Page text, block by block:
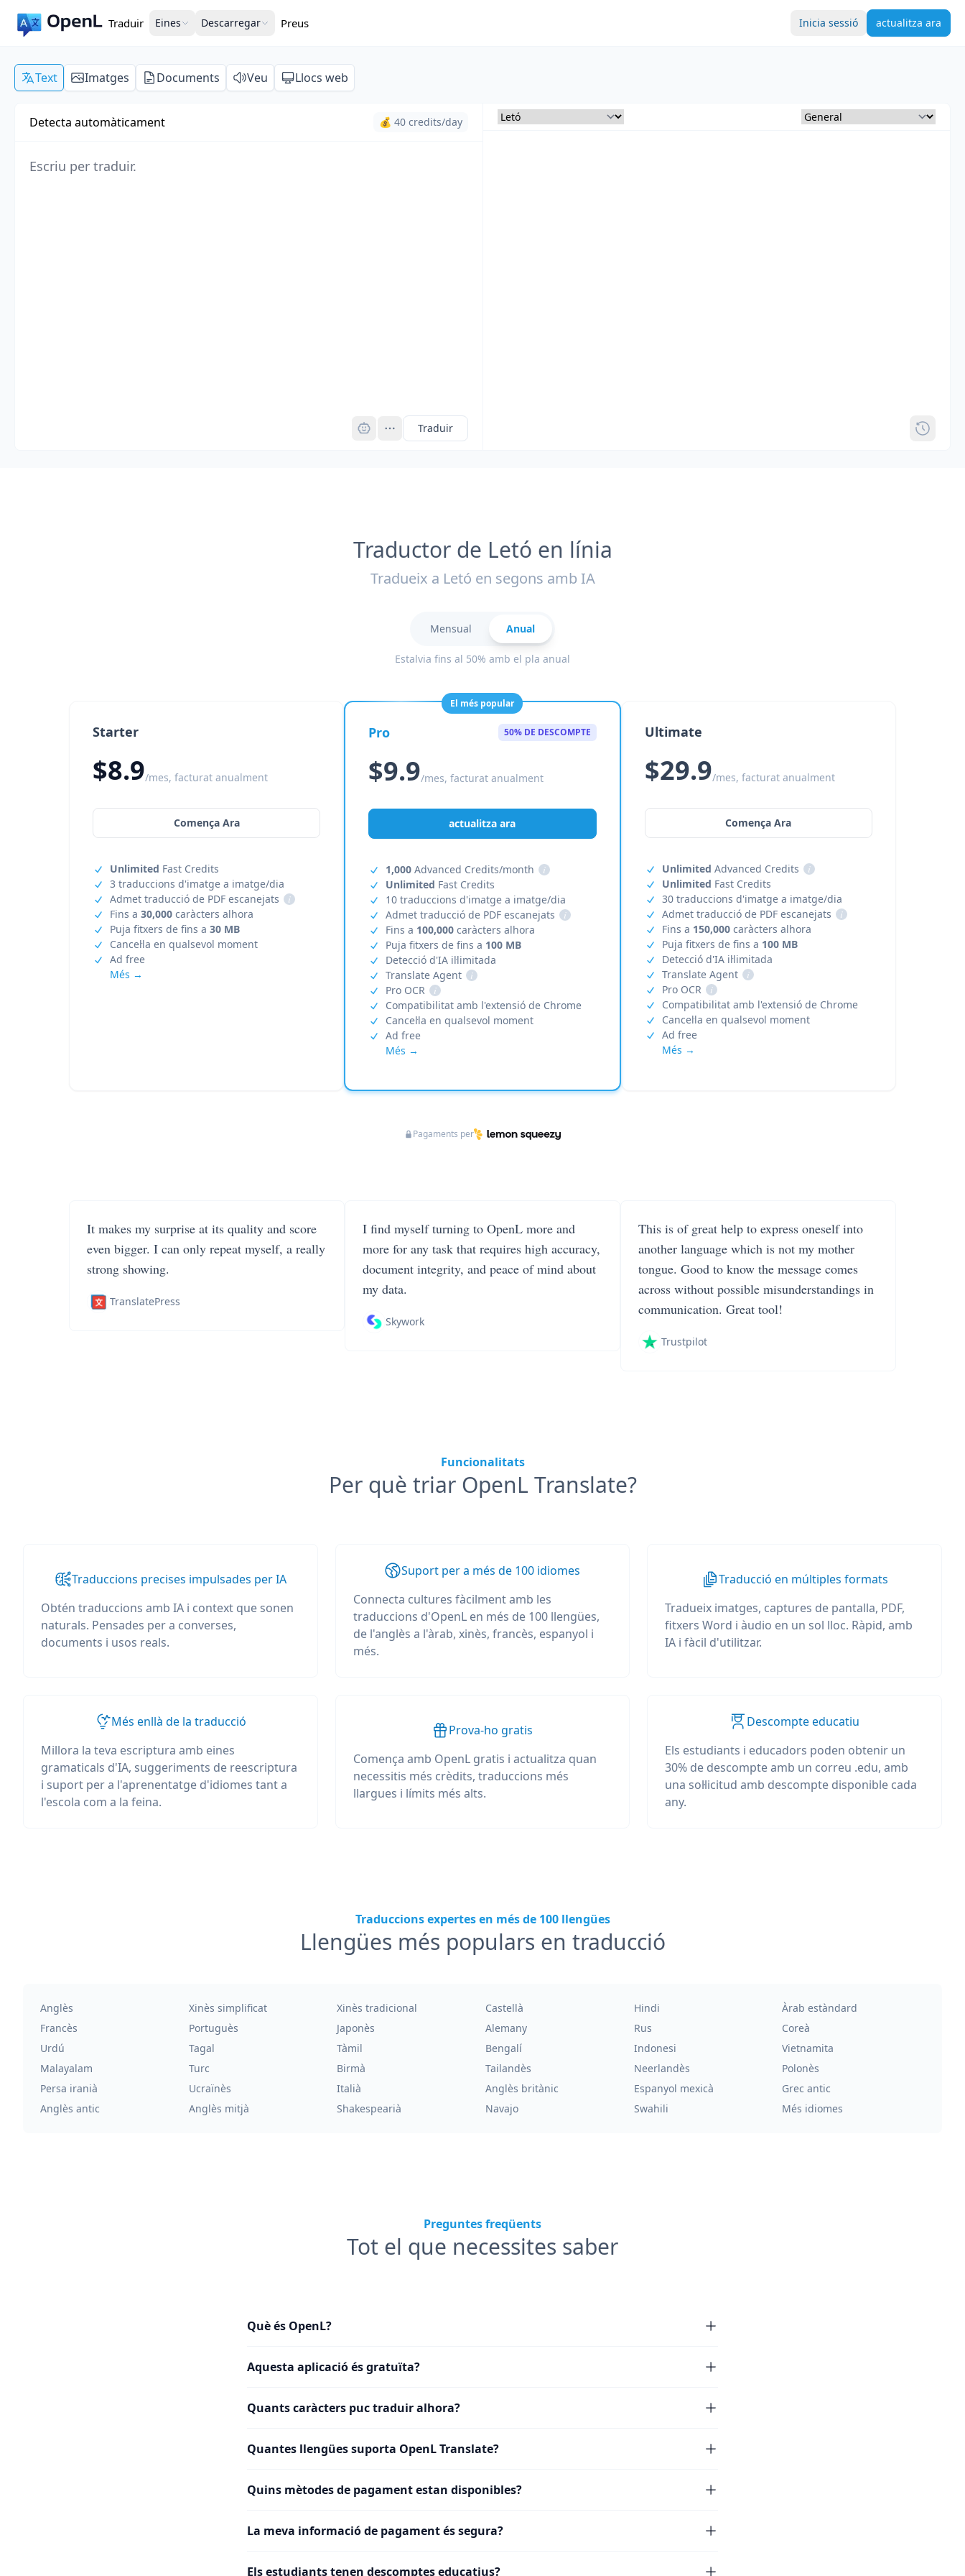
Traduir Eines Descarregar Preus Inicia sessió actualitza ara
Text Imatges Documents Veu Llocs web
Detecta automàticament 💰 40 credits/day
Traduir
Traductor de Letó en línia
Tradueix a Letó en segons amb IA
Mensual Anual
Estalvia fins al 50% amb el pla anual
Starter
$8.9/mes, facturat anualment
Comença Ara
Unlimited Fast Credits
3 traduccions d'imatge a imatge/dia
Admet traducció de PDF escanejats
i
Fins a 30,000 caràcters alhora
Puja fitxers de fins a 30 MB
Cancel·la en qualsevol moment
Ad free
Més →
El més popular
Pro 50% DE DESCOMPTE
$9.9/mes, facturat anualment
actualitza ara
1,000 Advanced Credits/month
i
Unlimited Fast Credits
10 traduccions d'imatge a imatge/dia
Admet traducció de PDF escanejats
i
Fins a 100,000 caràcters alhora
Puja fitxers de fins a 100 MB
Detecció d'IA il·limitada
Translate Agent
i
Pro OCR
i
Compatibilitat amb l'extensió de Chrome
Cancel·la en qualsevol moment
Ad free
Més →
Ultimate
$29.9/mes, facturat anualment
Comença Ara
Unlimited Advanced Credits
i
Unlimited Fast Credits
30 traduccions d'imatge a imatge/dia
Admet traducció de PDF escanejats
i
Fins a 150,000caràcters alhora
Puja fitxers de fins a 100 MB
Detecció d'IA il·limitada
Translate Agent
i
Pro OCR
i
Compatibilitat amb l'extensió de Chrome
Cancel·la en qualsevol moment
Ad free
Més →
Pagaments per
It makes my surprise at its quality and score
even bigger. I can only repeat myself, a really
strong showing.
TranslatePress
I find myself turning to OpenL more and
more for any task that requires high accuracy,
document integrity, and peace of mind about
my data.
Skywork
This is of great help to express oneself into
another language which is not my mother
tongue. Good to know the message comes
across without possible misunderstandings in
communication. Great tool!
Trustpilot
Funcionalitats
Per què triar OpenL Translate?
Traduccions precises impulsades per IA
Obtén traduccions amb IA i context que sonen
naturals. Pensades per a converses,
documents i usos reals.
Suport per a més de 100 idiomes
Connecta cultures fàcilment amb les
traduccions d'OpenL en més de 100 llengües,
de l'anglès a l'àrab, xinès, francès, espanyol i
més.
Traducció en múltiples formats
Tradueix imatges, captures de pantalla, PDF,
fitxers Word i àudio en un sol lloc. Ràpid, amb
IA i fàcil d'utilitzar.
Més enllà de la traducció
Millora la teva escriptura amb eines
gramaticals d'IA, suggeriments de reescriptura
i suport per a l'aprenentatge d'idiomes tant a
l'escola com a la feina.
Prova-ho gratis
Comença amb OpenL gratis i actualitza quan
necessitis més crèdits, traduccions més
llargues i límits més alts.
Descompte educatiu
Els estudiants i educadors poden obtenir un
30% de descompte amb un correu .edu, amb
una sol·licitud amb descompte disponible cada
any.
Traduccions expertes en més de 100 llengües
Llengües més populars en traducció
Anglès Xinès simplificat Xinès tradicional Castellà Hindi
Àrab estàndard
Francès
Portuguès Japonès Alemany Rus
Coreà
Urdú
Tagal Tàmil Bengalí Indonesi
Vietnamita
Malayalam
Turc Birmà Tailandès Neerlandès
Polonès
Persa iranià
Ucraïnès Italià Anglès britànic Espanyol mexicà
Grec antic
Anglès antic
Anglès mitjà Shakespearià Navajo Swahili Més idiomes
Preguntes freqüents
Tot el que necessites saber
Què és OpenL?
Aquesta aplicació és gratuïta?
Quants caràcters puc traduir alhora?
Quantes llengües suporta OpenL Translate?
Quins mètodes de pagament estan disponibles?
La meva informació de pagament és segura?
Els estudiants tenen descomptes educatius?